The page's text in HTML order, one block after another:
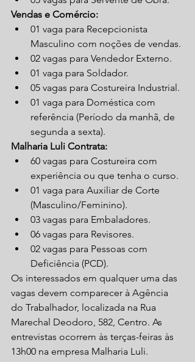
Vendas e Comércio:
01 vaga para Recepcionista
Masculino com noções de vendas.
02 vagas para Vendedor Externo.
01 vaga para Soldador.
05 vagas para Costureira Industrial.
01 vaga para Doméstica com
referência (Período da manhã, de
segunda a sexta).
Malharia Luli Contrata:
60 vagas para Costureira com
experiência ou que tenha o curso.
01 vaga para Auxiliar de Corte
(Masculino/Feminino).
03 vagas para Embaladores.
06 vagas para Revisores.
02 vagas para Pessoas com
Deficiência (PCD).
Os interessados em qualquer uma das
vagas devem comparecer à Agência
do Trabalhador, localizada na Rua
Marechal Deodoro, 582, Centro. As
entrevistas ocorrem às terças-feiras às
13h00 na empresa Malharia Luli.